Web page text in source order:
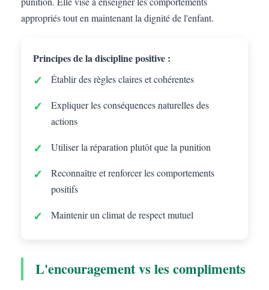
appropriés tout en maintenant la dignité de l'enfant.
Principes de la discipline positive :
Établir des règles claires et cohérentes
Expliquer les conséquences naturelles des
actions
Utiliser la réparation plutôt que la punition
Reconnaître et renforcer les comportements
positifs
Maintenir un climat de respect mutuel
L'encouragement vs les compliments